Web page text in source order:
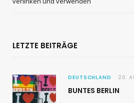
LETZTE BEITRÄGE
DEUTSCHLAND 20.
BUNTES BERLIN